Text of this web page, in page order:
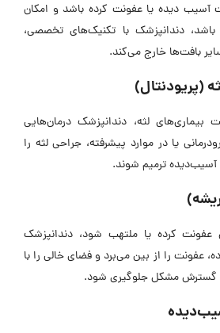
آسیب دیده یا عفونت کرده باشد و امکان
دندانپزشک با تکنیک‌های تخصصی،
بافت‌ها خارج می‌کند.
(پریودنتال)
بیماری‌های لثه، دندانپزشک درمان‌هایی
یا در موارد پیشرفته، جراحی لثه را
آسیب‌دیده ترمیم شوند.
کرده یا ملتهب شود، دندانپزشک
عفونت را از بین می‌برد و فضای خالی را با
گسترش مشکل جلوگیری شود.